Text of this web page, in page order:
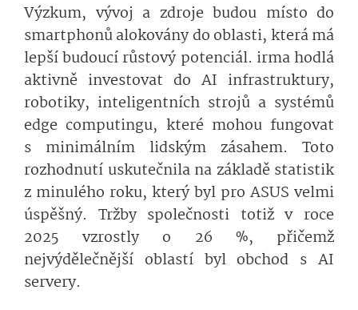
Výzkum, vývoj a zdroje budou místo do
smartphonů alokovány do oblasti, která má
lepší budoucí růstový potenciál. irma hodlá
aktivně investovat do AI infrastruktury,
robotiky, inteligentních strojů a systémů
edge computingu, které mohou fungovat
s minimálním lidským zásahem. Toto
rozhodnutí uskutečnila na základě statistik
z minulého roku, který byl pro ASUS velmi
úspěšný. Tržby společnosti totiž v roce
2025 vzrostly o 26 %, přičemž
nejvýdělečnější oblastí byl obchod s AI
servery.